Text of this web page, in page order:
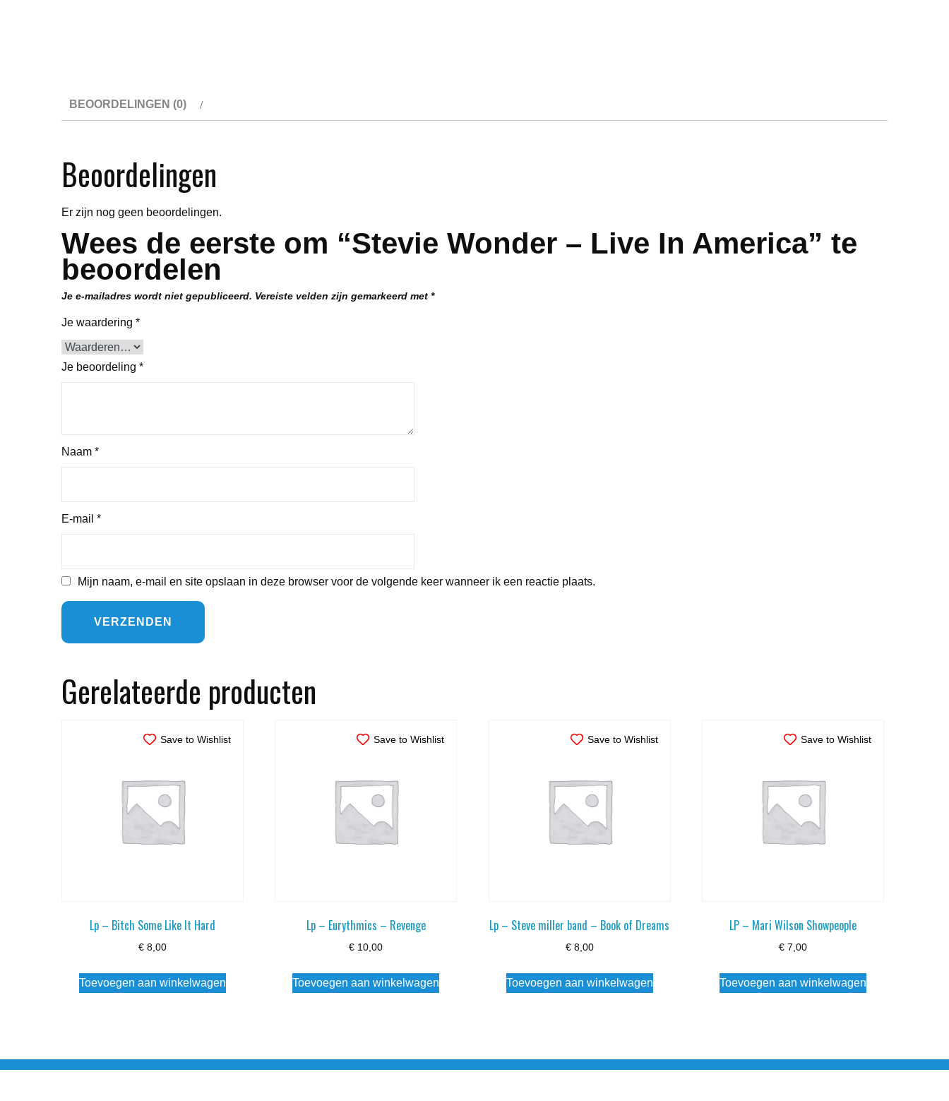
BEOORDELINGEN (0)
Beoordelingen
Er zijn nog geen beoordelingen.
Wees de eerste om “Stevie Wonder – Live In America” te
beoordelen
Je e-mailadres wordt niet gepubliceerd. Vereiste velden zijn gemarkeerd met *
Je waardering *
Je beoordeling *
Naam *
E-mail *
Mijn naam, e-mail en site opslaan in deze browser voor de volgende keer wanneer ik een reactie plaats.
Gerelateerde producten
Save to Wishlist
Lp – Bitch Some Like It Hard
€8,00
Toevoegen aan winkelwagen
Save to Wishlist
Lp – Eurythmics – Revenge
€ 10,00
Toevoegen aan winkelwagen
Save to Wishlist
Lp – Steve miller band – Book of Dreams
€8,00
Toevoegen aan winkelwagen
Save to Wishlist
LP – Mari Wilson Showpeople
€ 7,00
Toevoegen aan winkelwagen